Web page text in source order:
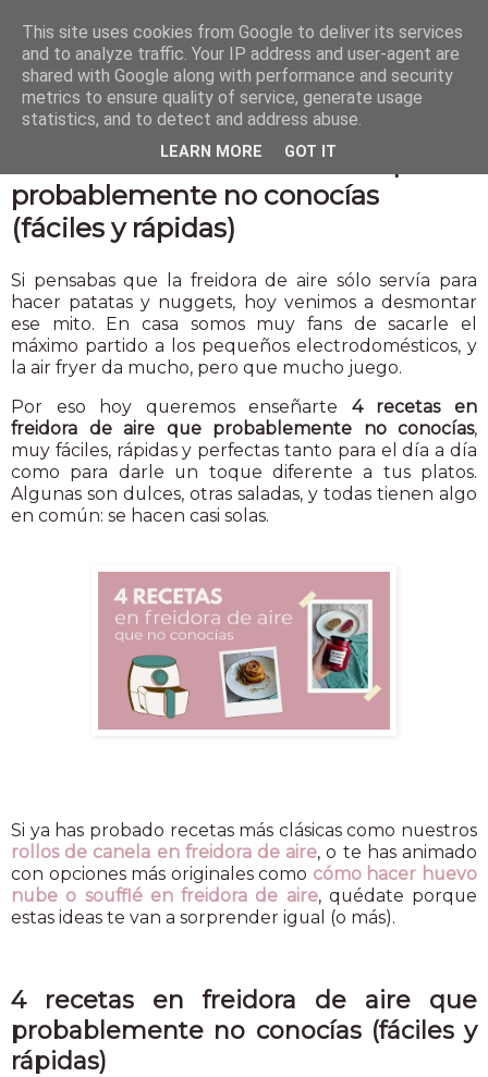
4 recetas en freidora de aire que
probablemente no conocías
(fáciles y rápidas)
Si pensabas que la freidora de aire sólo servía para
hacer patatas y nuggets, hoy venimos a desmontar
ese mito. En casa somos muy fans de sacarle el
máximo partido a los pequeños electrodomésticos, y
la air fryer da mucho, pero que mucho juego.
Por eso hoy queremos enseñarte 4 recetas en
freidora de aire que probablemente no conocías,
muy fáciles, rápidas y perfectas tanto para el día a día
como para darle un toque diferente a tus platos.
Algunas son dulces, otras saladas, y todas tienen algo
en común: se hacen casi solas.
Si ya has probado recetas más clásicas como nuestros
rollos de canela en freidora de aire, o te has animado
con opciones más originales como cómo hacer huevo
nube o soufflé en freidora de aire, quédate porque
estas ideas te van a sorprender igual (o más).
4 recetas en freidora de aire que
probablemente no conocías (fáciles y
rápidas)
This site uses cookies from Google to deliver its services
and to analyze traffic. Your IP address and user-agent are
shared with Google along with performance and security
metrics to ensure quality of service, generate usage
statistics, and to detect and address abuse.
LEARN MORE GOT IT